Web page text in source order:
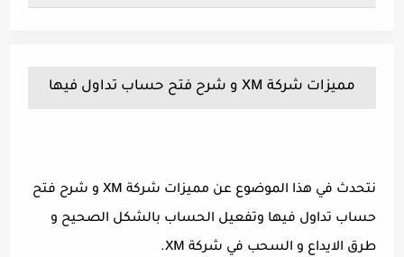
مميزات شركة XM و شرح فتح حساب تداول فيها
نتحدث في هذا الموضوع عن مميزات شركة XM و شرح فتح
حساب تداول فيها وتفعيل الحساب بالشكل الصحيح و
طرق الايداع و السحب في شركة XM.